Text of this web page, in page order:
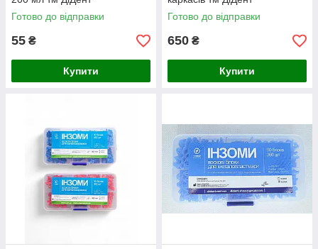
Готово до відправки
55 ₴
Купити
Готово до відправки
650 ₴
Купити